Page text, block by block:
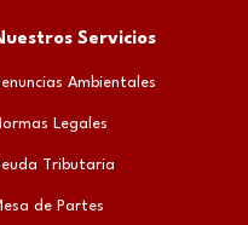
Servicios
Ambientales
Legales
Tributaria
de Partes